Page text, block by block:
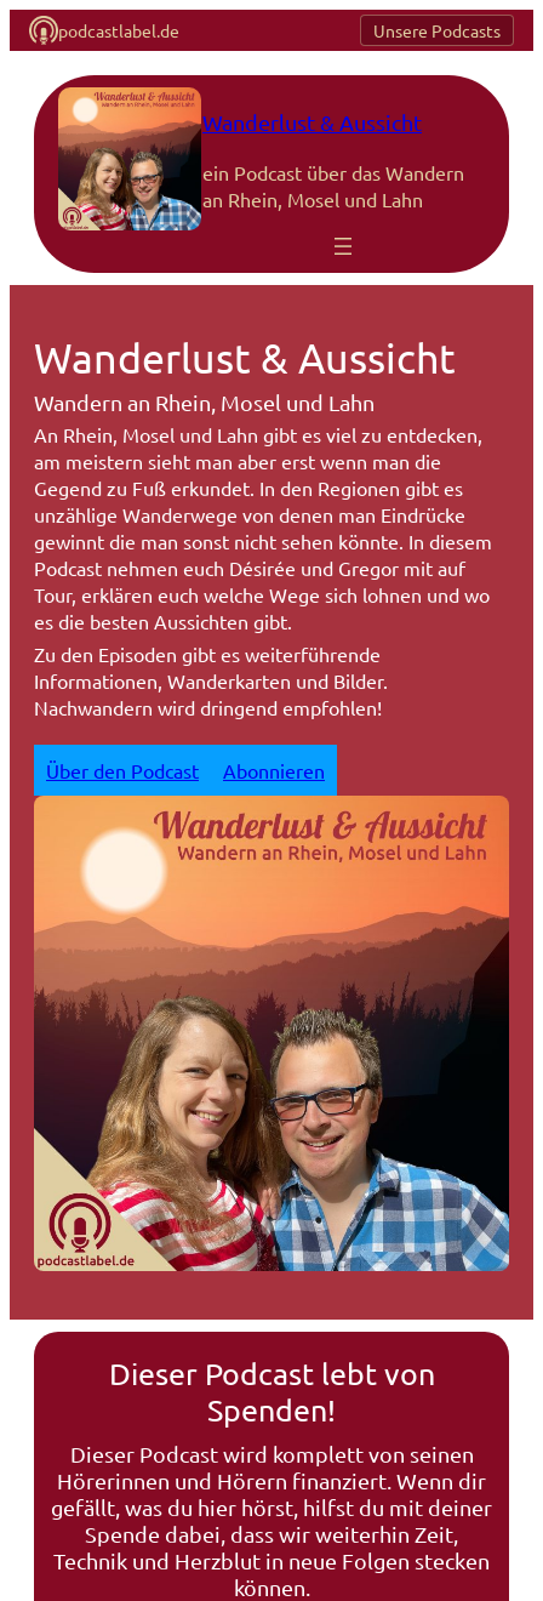
podcastlabel.de Unsere Podcasts
Inhalt
springen
Wanderlust & Aussicht
ein Podcast über das Wandern
an Rhein, Mosel und Lahn
Wanderlust & Aussicht
Wandern an Rhein, Mosel und Lahn
An Rhein, Mosel und Lahn gibt es viel zu entdecken,
am meistern sieht man aber erst wenn man die
Gegend zu Fuß erkundet. In den Regionen gibt es
unzählige Wanderwege von denen man Eindrücke
gewinnt die man sonst nicht sehen könnte. In diesem
Podcast nehmen euch Désirée und Gregor mit auf
Tour, erklären euch welche Wege sich lohnen und wo
es die besten Aussichten gibt.
Zu den Episoden gibt es weiterführende
Informationen, Wanderkarten und Bilder.
Nachwandern wird dringend empfohlen!
Über den Podcast Abonnieren
Dieser Podcast lebt von
Spenden!
Dieser Podcast wird komplett von seinen
Hörerinnen und Hörern finanziert. Wenn dir
gefällt, was du hier hörst, hilfst du mit deiner
Spende dabei, dass wir weiterhin Zeit,
Technik und Herzblut in neue Folgen stecken
können.